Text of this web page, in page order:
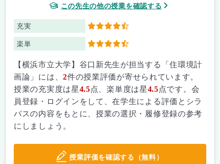
この先生の他の授業を確認する
充実 4.5
楽単 4.5
【横浜市立大学】谷口新先生が担当する「住環境計
画論」には、2件の授業評価が寄せられています。
授業の充実度は星4.5点、楽単度は星4.5点です。会
員登録・ログインをして、在学生による評価とシラ
バスの内容をもとに、授業の選択・履修登録の参考
にしましょう。
授業評価を確認する（無料）